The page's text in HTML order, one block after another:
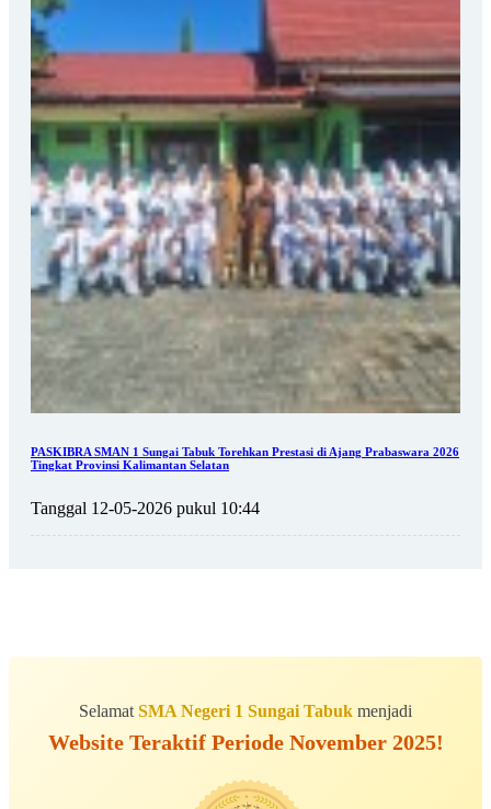
PASKIBRA SMAN 1 Sungai Tabuk Torehkan Prestasi di Ajang Prabaswara 2026
Tingkat Provinsi Kalimantan Selatan
Tanggal 12-05-2026 pukul 10:44
Selamat SMA Negeri 1 Sungai Tabuk menjadi
Website Teraktif Periode November 2025!